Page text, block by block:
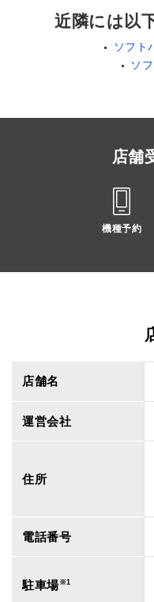
近隣には以
ソフト
ソ
店舗
機種予約
店舗名
運営会社
住所
電話番号
駐車場※1